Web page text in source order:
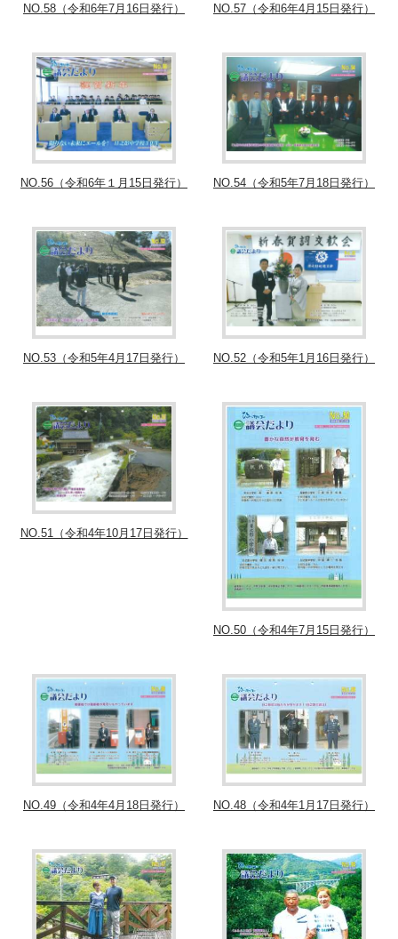
NO.58（令和6年7月16日発行） NO.57（令和6年4月15日発行）
NO.56（令和6年１月15日発行） NO.54（令和5年7月18日発行）
NO.53（令和5年4月17日発行） NO.52（令和5年1月16日発行）
NO.51（令和4年10月17日発行）
NO.50（令和4年7月15日発行）
NO.49（令和4年4月18日発行） NO.48（令和4年1月17日発行）